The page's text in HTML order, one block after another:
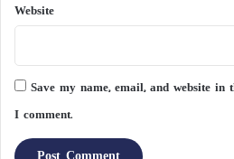
Website
Save my name, email, and website
I comment.